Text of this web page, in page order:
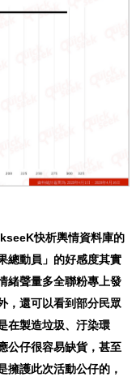
快析輿情資料庫的
總動員」的好感度其實
緒聲量多全聯粉專上發
，還可以看到部分民眾
在製造垃圾、汙染環
公仔很容易缺貨，甚至
擁護此次活動公仔的，